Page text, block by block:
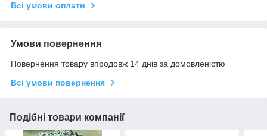
Всі умови оплати
Умови повернення
Повернення товару впродовж 14 днів за домовленістю
Всі умови повернення
Подібні товари компанії